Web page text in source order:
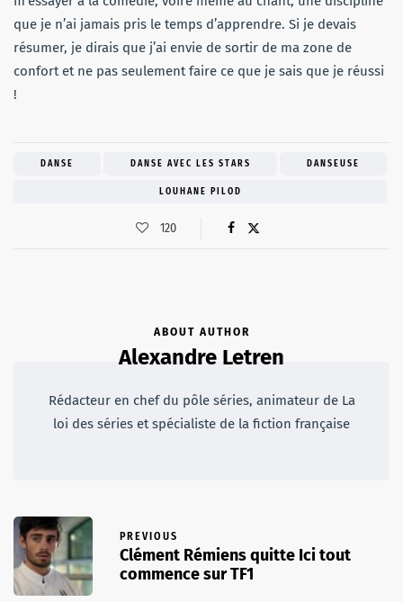
que je n’ai jamais pris le temps d’apprendre. Si je devais
résumer, je dirais que j’ai envie de sortir de ma zone de
confort et ne pas seulement faire ce que je sais que je réussi
!
DANSE DANSE AVEC LES STARS DANSEUSE
LOUHANE PILOD
120
ABOUT AUTHOR
Alexandre Letren
Rédacteur en chef du pôle séries, animateur de La
loi des séries et spécialiste de la fiction française
PREVIOUS
Clément Rémiens quitte Ici tout
commence sur TF1